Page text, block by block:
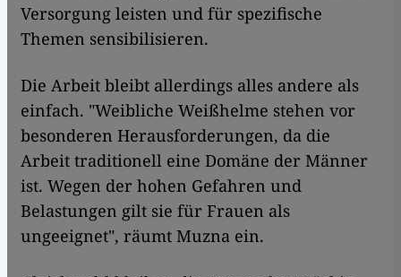
Versorgung leisten und für spezifische
Themen sensibilisieren.
Die Arbeit bleibt allerdings alles andere als
einfach. "Weibliche Weißhelme stehen vor
besonderen Herausforderungen, da die
Arbeit traditionell eine Domäne der Männer
ist. Wegen der hohen Gefahren und
Belastungen gilt sie für Frauen als
ungeeignet", räumt Muzna ein.